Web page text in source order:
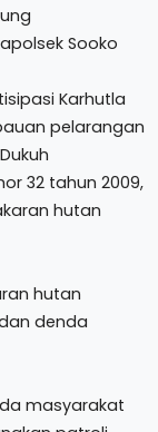
Sooko
pelarangan
32 tahun 2009,
hutan
hutan
denda
masyarakat